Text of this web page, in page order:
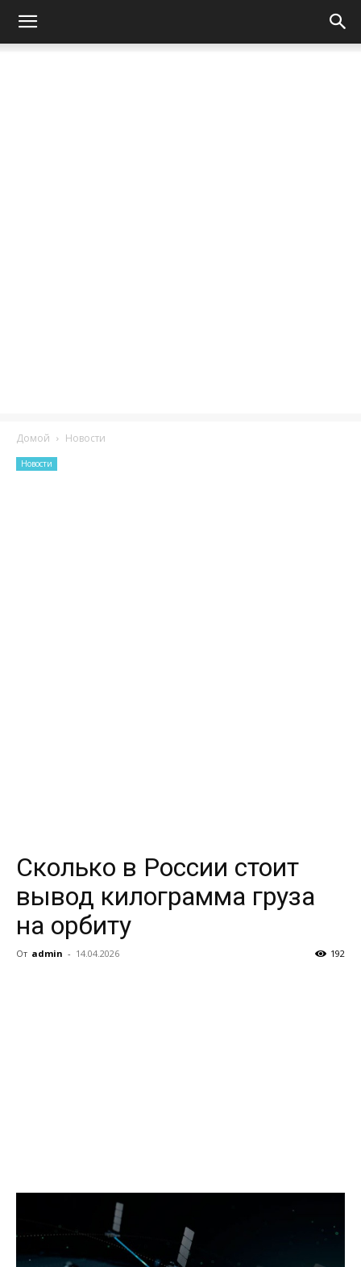
Домой Новости
Новости
Сколько в России стоит
вывод килограмма груза
на орбиту
От admin - 14.04.2026 192